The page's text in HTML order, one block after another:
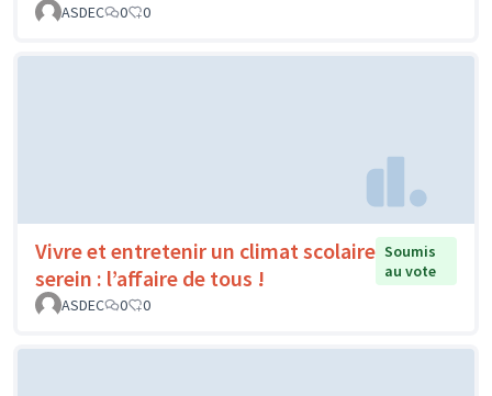
ASDEC
0 0
Vivre et entretenir un climat scolaire
serein : l’affaire de tous !
Soumis
au vote
ASDEC
0 0